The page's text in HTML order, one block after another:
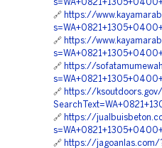
🔗 https://
🔗 https://
🔗 https://
🔗 https://
🔗 https://
🔗 https://jagoanlas.com/